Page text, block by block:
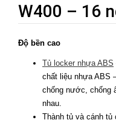
W400 – 16
Độ bền cao
Tủ locker nhựa ABS
chất liệu nhựa ABS
chống nước, chống
nhau.
Thành tủ và cánh